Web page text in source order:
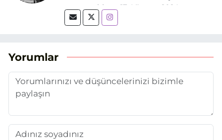
mezun oldum. 17 Ağustos 2024
tarihinde, Grafik Tasarım alanında staj
adım attım.
Yorumlar